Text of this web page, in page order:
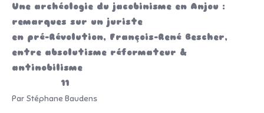
Une archéologie du jacobinisme en Anjou :
remarques sur un juriste
en pré-Révolution, François-René Bescher,
entre absolutisme réformateur &
antinobilisme
11
Par Stéphane Baudens